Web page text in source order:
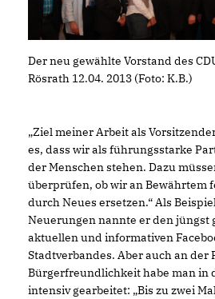
Der neu gewählte Vorstand des
Rösrath 12.04. 2013 (Foto: K.B.)
Ziel meiner Arbeit als
es, dass wir als führungsstarke
der Menschen stehen. Dazu
überprüfen, ob wir an Bewährtem
durch Neues ersetzen.“ Als
Neuerungen nannte er den jüngst
aktuellen und informativen
Stadtverbandes. Aber auch an der
Bürgerfreundlichkeit habe man in
intensiv gearbeitet: „Bis zu zwei